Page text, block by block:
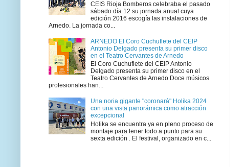
CEIS Rioja Bomberos celebraba el pasado
sábado día 12 su jornada anual cuya
edición 2016 escogía las instalaciones de
Arnedo. La jornada co...
ARNEDO El Coro Cuchuflete del CEIP
Antonio Delgado presenta su primer disco
en el Teatro Cervantes de Arnedo
El Coro Cuchuflete del CEIP Antonio
Delgado presenta su primer disco en el
Teatro Cervantes de Arnedo Doce músicos
profesionales han...
Una noria gigante "coronará" Holika 2024
con una vista panorámica como atracción
excepcional
Holika se encuentra ya en pleno proceso de
montaje para tener todo a punto para su
sexta edición . El festival, organizado en c...